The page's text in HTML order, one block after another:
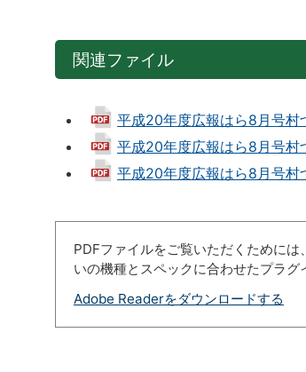
関連ファイル
平成20年度広報はら8月号村
平成20年度広報はら8月号村
平成20年度広報はら8月号村
PDFファイルをご覧いただくために
いの機種とスペックに合わせたプラグ
Adobe Readerをダウンロードする